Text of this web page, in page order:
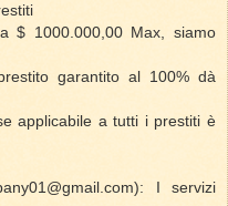
$ 1000.000,00 Max, siamo
garantito al 100% dà
applicabile a tutti i prestiti è
I servizi